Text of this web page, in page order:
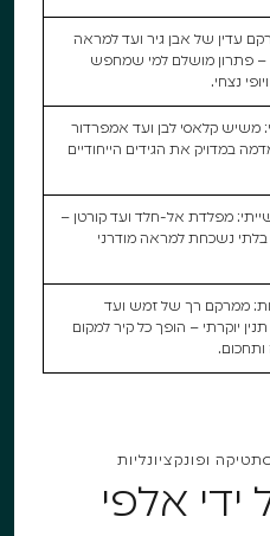
עדין של אבן גיר ועד למראה
– פתרון מושלם למי שמחפש
נצחי.
משיש קלאסי לבן ועד אמפרדור
במדויק את הגידים הייחודיים
מפלדת אל-חלד ועד קורטן –
נשכחת למראה מודרני
ממרקם רך של זמש ועד
יוקרתי – הופך כל קיר למקום
ותחכום.
ופונקציונליות
ידי אלפי